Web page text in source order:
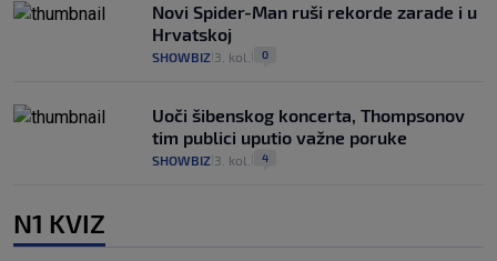
Novi Spider-Man ruši rekorde zarade i u
Hrvatskoj
SHOWBIZ 3. kol. 0
Uoči šibenskog koncerta, Thompsonov
tim publici uputio važne poruke
SHOWBIZ 3. kol. 4
N1 KVIZ